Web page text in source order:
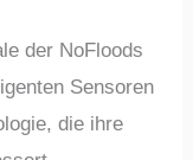
der NoFloods
Sensoren
die ihre